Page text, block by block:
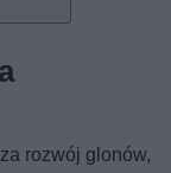
rozwój glonów,